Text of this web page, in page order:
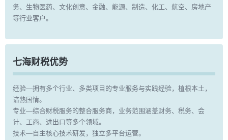
务、生物医药、文化创意、金融、能源、制造、化工、航空、房地产
等行业客户。
七海财税优势
经验—拥有多个行业、多类项目的专业服务与实践经验，植根本土，
谙熟国情。
专业—综合财税服务的整合服务商，业务范围涵盖财务、税务、会
计、工商、进出口等多个领域。
技术—自主核心技术研发，独立多平台运营。